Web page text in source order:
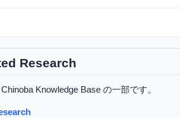
Research
Knowledge Base の一部です。